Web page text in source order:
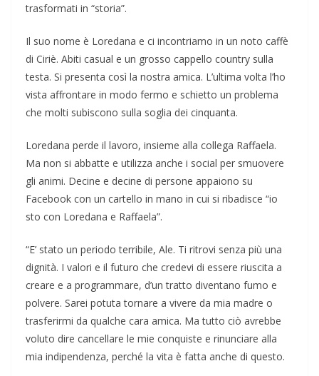
trasformati in “storia”.
Il suo nome è Loredana e ci incontriamo in un noto caffè
di Ciriè. Abiti casual e un grosso cappello country sulla
testa. Si presenta così la nostra amica. L’ultima volta l’ho
vista affrontare in modo fermo e schietto un problema
che molti subiscono sulla soglia dei cinquanta.
Loredana perde il lavoro, insieme alla collega Raffaela.
Ma non si abbatte e utilizza anche i social per smuovere
gli animi. Decine e decine di persone appaiono su
Facebook con un cartello in mano in cui si ribadisce “io
sto con Loredana e Raffaela”.
“E’ stato un periodo terribile, Ale. Ti ritrovi senza più una
dignità. I valori e il futuro che credevi di essere riuscita a
creare e a programmare, d’un tratto diventano fumo e
polvere. Sarei potuta tornare a vivere da mia madre o
trasferirmi da qualche cara amica. Ma tutto ciò avrebbe
voluto dire cancellare le mie conquiste e rinunciare alla
mia indipendenza, perché la vita è fatta anche di questo.